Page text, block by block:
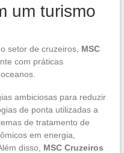
um turismo
setor de cruzeiros, MSC
com práticas
ambiciosas para reduzir
de ponta utilizadas a
de tratamento de
em energia,
disso, MSC Cruzeiros